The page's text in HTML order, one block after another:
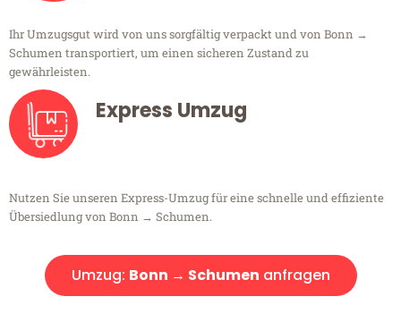
Ihr Umzugsgut wird von uns sorgfältig verpackt und von Bonn →
Schumen transportiert, um einen sicheren Zustand zu
gewährleisten.
Express Umzug
Nutzen Sie unseren Express-Umzug für eine schnelle und effiziente
Übersiedlung von Bonn → Schumen.
Umzug: Bonn → Schumen anfragen